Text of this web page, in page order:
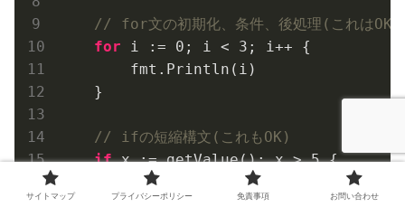
// for文の初期化、条件、後処理(これはOK)
for i := 0 ; i < 3 ; i++ {
        fmt.Println(i)
    }
// ifの短縮構文(これもOK)
if x := getValue(); x > 5 {
        fmt.Println(
"大きい"
サイトマップ プライバシーポリシー 免責事項 お問い合わせ